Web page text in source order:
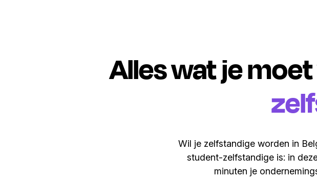
Alles wat je
Wil je zelfstandige worden in
student-zelfstandige is: in
minuten je